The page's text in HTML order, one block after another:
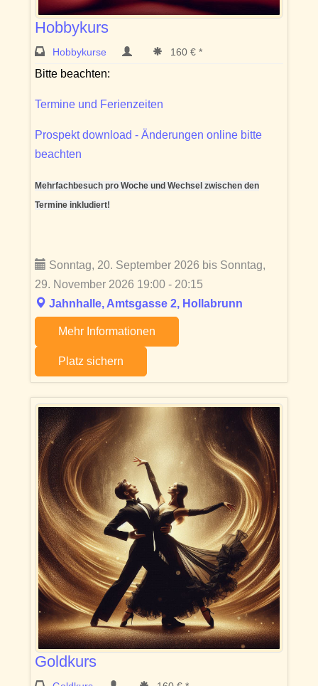
Hobbykurs
Hobbykurse 160 € *
Bitte beachten:
Termine und Ferienzeiten
Prospekt download - Änderungen online bitte
beachten
Mehrfachbesuch pro Woche und Wechsel zwischen den
Termine inkludiert!
Sonntag, 20. September 2026 bis Sonntag,
29. November 2026 19:00 - 20:15
Jahnhalle, Amtsgasse 2, Hollabrunn
Mehr Informationen
Platz sichern
Goldkurs